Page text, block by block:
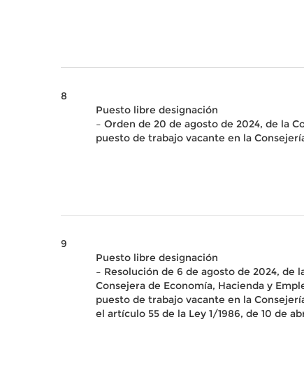
8
Puesto libre designación
– Orden de 20 de agosto de 2024, de la
puesto de trabajo vacante en la
9
Puesto libre designación
– Resolución de 6 de agosto de 2024, de
Consejera de Economía, Hacienda y
puesto de trabajo vacante en la
el artículo 55 de la Ley 1/1986, de 10 de